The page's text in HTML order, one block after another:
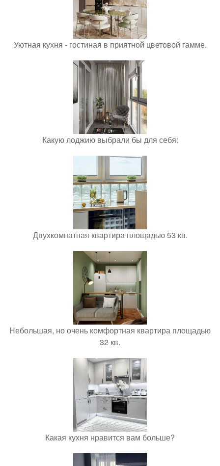
Уютная кухня - гостиная в приятной цветовой гамме.
Какую лоджию выбрали бы для себя:
Двухкомнатная квартира площадью 53 кв.
Небольшая, но очень комфортная квартира площадью
32 кв.
Какая кухня нравится вам больше?